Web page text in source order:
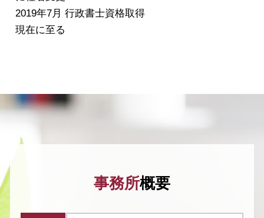
2019年7月 行政書士資格取得
現在に至る
事務所概要